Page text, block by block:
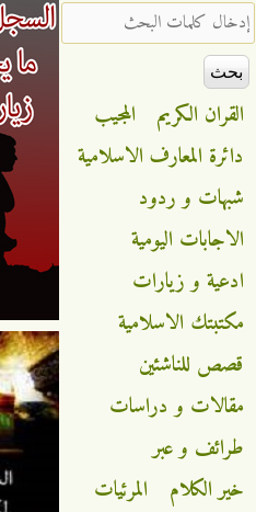
‏إدخال كلمات البحث ‏
القران الكريم
المجيب
دائرة المعارف الاسلامية
شبهات و ردود
الاجابات اليومية
ادعية و زيارات
مكتبتك الاسلامية
قصص للناشئين
مقالات و دراسات
طرائف و عبر
خير الكلام
المرئيات